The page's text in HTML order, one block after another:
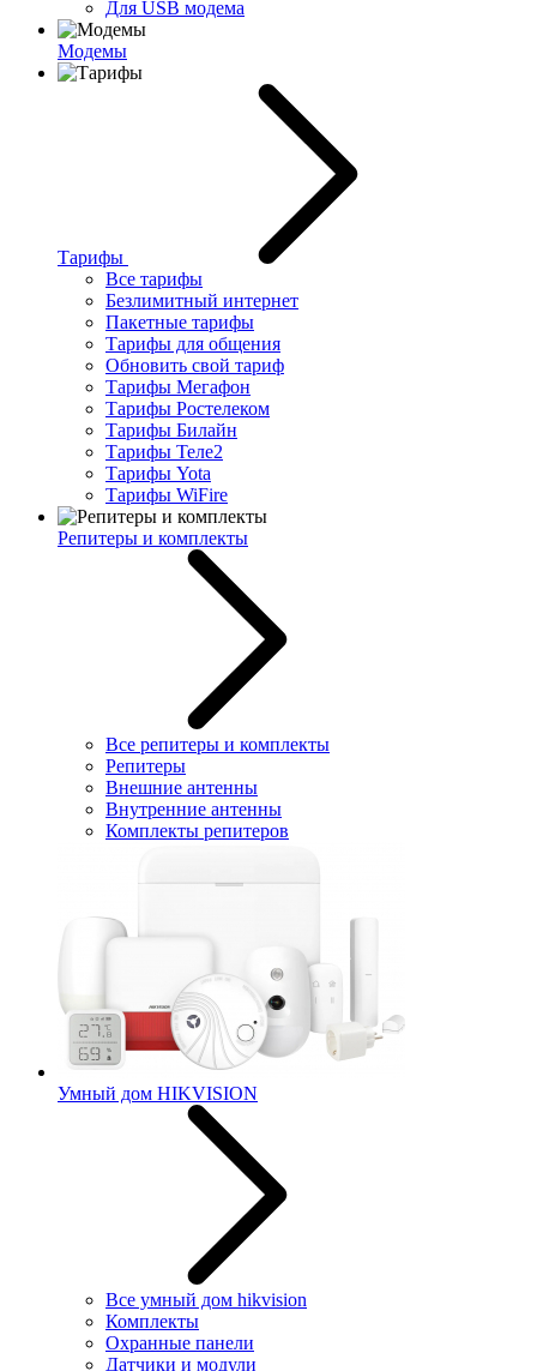
Для USB модема
Модемы
Тарифы
Все тарифы
Безлимитный интернет
Пакетные тарифы
Тарифы для общения
Обновить свой тариф
Тарифы Мегафон
Тарифы Ростелеком
Тарифы Билайн
Тарифы Теле2
Тарифы Yota
Тарифы WiFire
Репитеры и комплекты
Все репитеры и комплекты
Репитеры
Внешние антенны
Внутренние антенны
Комплекты репитеров
Умный дом HIKVISION
Все умный дом hikvision
Комплекты
Охранные панели
Датчики и модули